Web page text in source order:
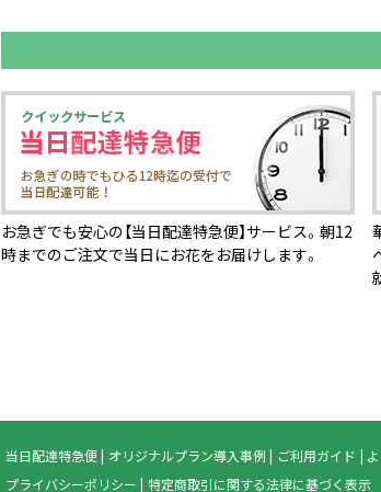
お急ぎでも安心の【当日配達特急便】サービス。朝12
時までのご注文で当日にお花をお届けします。
当日配達特急便 オリジナルプラン導入事例 ご利用ガイド
プライバシーポリシー
特定商取引に関する法律に基づく表示